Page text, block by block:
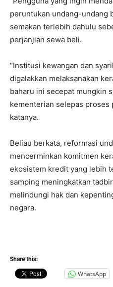
peruntukan undang-undang
semakan terlebih dahulu
perjanjian sewa beli.
“Institusi kewangan dan
digalakkan melaksanakan
baharu ini secepat mungkin
kementerian selepas proses
katanya.
Beliau berkata, reformasi
mencerminkan komitmen
ekosistem kredit yang lebih
samping meningkatkan
melindungi hak dan
negara.
Share this:
WhatsApp